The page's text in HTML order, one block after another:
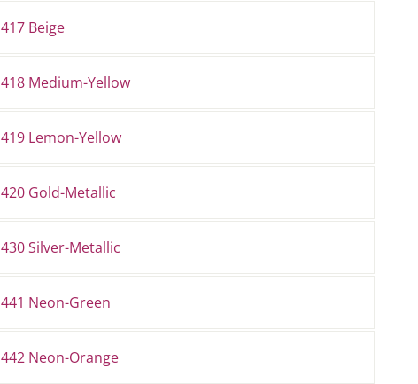
417 Beige
418 Medium-Yellow
419 Lemon-Yellow
420 Gold-Metallic
430 Silver-Metallic
441 Neon-Green
442 Neon-Orange